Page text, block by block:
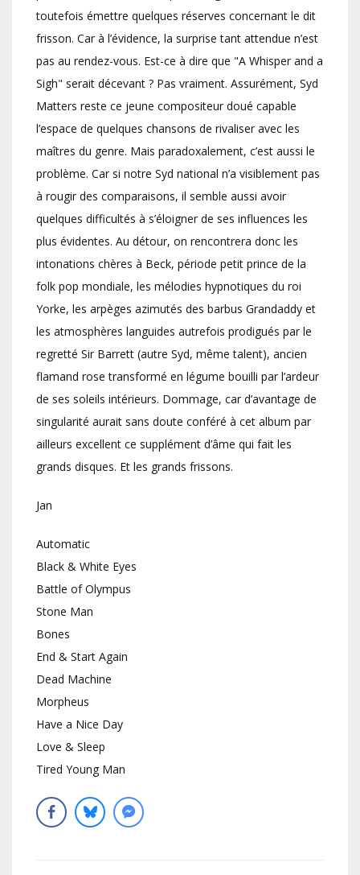
toutefois émettre quelques réserves concernant le dit
frisson. Car à l’évidence, la surprise tant attendue n’est
pas au rendez-vous. Est-ce à dire que "A Whisper and a
Sigh" serait décevant ? Pas vraiment. Assurément, Syd
Matters reste ce jeune compositeur doué capable
l’espace de quelques chansons de rivaliser avec les
maîtres du genre. Mais paradoxalement, c’est aussi le
problème. Car si notre Syd national n’a visiblement pas
à rougir des comparaisons, il semble aussi avoir
quelques difficultés à s’éloigner de ses influences les
plus évidentes. Au détour, on rencontrera donc les
intonations chères à Beck, période petit prince de la
folk pop mondiale, les mélodies hypnotiques du roi
Yorke, les arpèges azimutés des barbus Grandaddy et
les atmosphères languides autrefois prodigués par le
regretté Sir Barrett (autre Syd, même talent), ancien
flamand rose transformé en légume bouilli par l’ardeur
de ses soleils intérieurs. Dommage, car d’avantage de
singularité aurait sans doute conféré à cet album par
ailleurs excellent ce supplément d’âme qui fait les
grands disques. Et les grands frissons.
Jan
Automatic
Black & White Eyes
Battle of Olympus
Stone Man
Bones
End & Start Again
Dead Machine
Morpheus
Have a Nice Day
Love & Sleep
Tired Young Man